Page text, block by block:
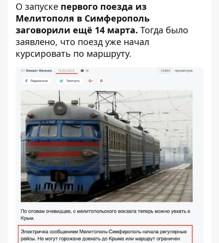
О запуске первого поезда из
Мелитополя в Симферополь
заговорили ещё 14 марта. Тогда было
заявлено, что поезд уже начал
курсировать по маршруту.